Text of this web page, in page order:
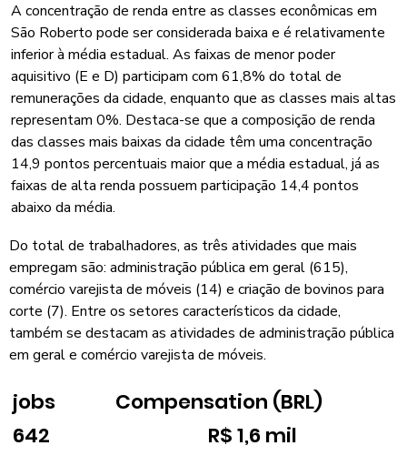
A concentração de renda entre as classes econômicas em
São Roberto pode ser considerada baixa e é relativamente
inferior à média estadual. As faixas de menor poder
aquisitivo (E e D) participam com 61,8% do total de
remunerações da cidade, enquanto que as classes mais altas
representam 0%. Destaca-se que a composição de renda
das classes mais baixas da cidade têm uma concentração
14,9 pontos percentuais maior que a média estadual, já as
faixas de alta renda possuem participação 14,4 pontos
abaixo da média.
Do total de trabalhadores, as três atividades que mais
empregam são: administração pública em geral (615),
comércio varejista de móveis (14) e criação de bovinos para
corte (7). Entre os setores característicos da cidade,
também se destacam as atividades de administração pública
em geral e comércio varejista de móveis.
jobs
642
Compensation (BRL)
R$ 1,6 mil